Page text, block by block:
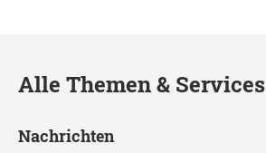
Alle Themen & Services
Nachrichten